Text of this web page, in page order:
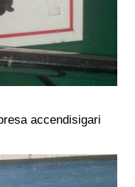
accendisigari